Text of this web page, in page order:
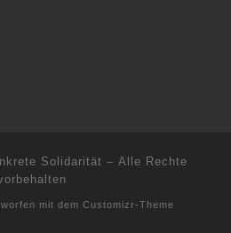
Solidarität – Alle Rechte
mit dem Customizr-Theme